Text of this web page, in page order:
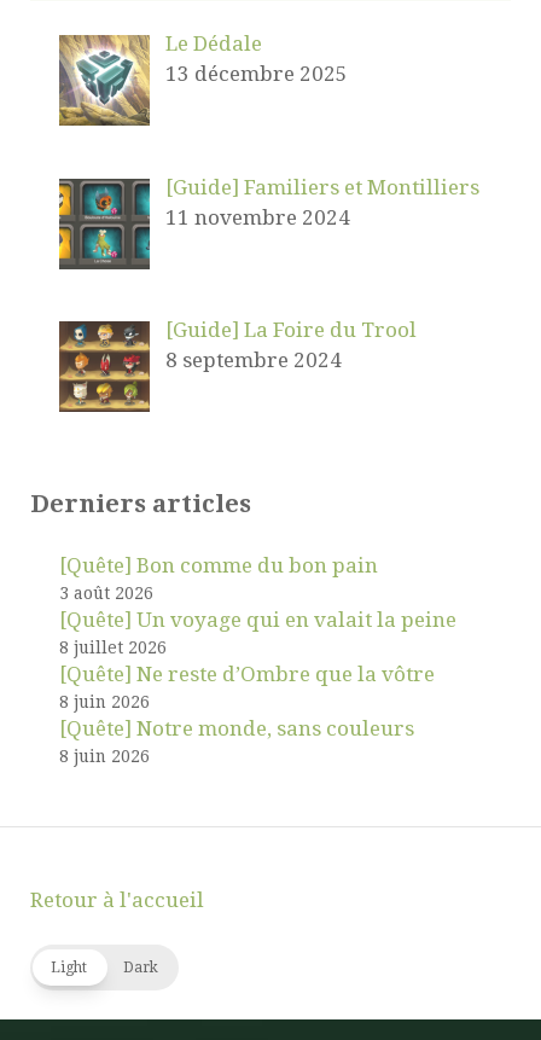
Le Dédale
13 décembre 2025
[Guide] Familiers et Montilliers
11 novembre 2024
[Guide] La Foire du Trool
8 septembre 2024
Derniers articles
[Quête] Bon comme du bon pain
3 août 2026
[Quête] Un voyage qui en valait la peine
8 juillet 2026
[Quête] Ne reste d’Ombre que la vôtre
8 juin 2026
[Quête] Notre monde, sans couleurs
8 juin 2026
Retour à l'accueil
Light Dark